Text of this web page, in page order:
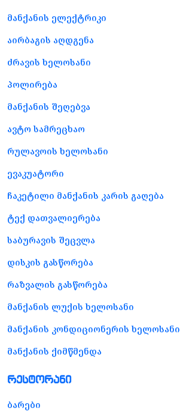
მანქანის ელექტრიკი
აირბაგის აღდგენა
ძრავის ხელოსანი
პოლირება
მანქანის შეღებვა
ავტო სამრეცხაო
რულავოის ხელოსანი
ევაკუატორი
ჩაკეტილი მანქანის კარის გაღება
ტექ დათვალიერება
საბურავის შეცვლა
დისკის გასწორება
რაზვალის გასწორება
მანქანის ლუქის ხელოსანი
მანქანის კონდიციონერის ხელოსანი
მანქანის ქიმწმენდა
რესტორანი
ბარები